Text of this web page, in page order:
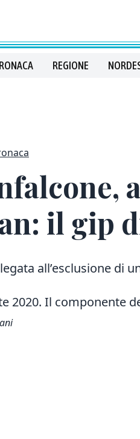
REGIONE
il gip
all’esclusione di
2020. Il componente